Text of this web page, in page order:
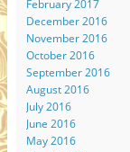
February 2017
December 2016
November 2016
October 2016
September 2016
August 2016
July 2016
June 2016
May 2016